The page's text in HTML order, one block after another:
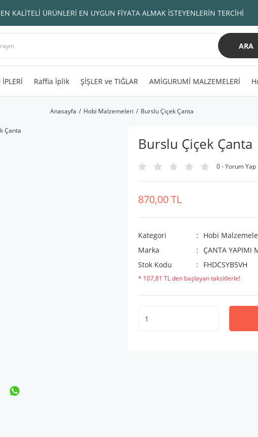
EN KALİTELİ ÜRÜNLERİ EN UYGUN FİYATA ALMAK İSTEYENLERİN TERCİHİ
ARA
Raffia İplik ŞİŞLER ve TIĞLAR AMİGURUMİ MALZEMELERİ
Anasayfa Hobi Malzemeleri Burslu Çiçek Çanta
Burslu Çiçek Çanta
0 - Yorum Yap
870,00 TL
Kategori Hobi
Marka
ÇANTA YAPIMI
Stok Kodu
FHDCSYB5VH
* 107,81 TL den başlayan taksitlerle!